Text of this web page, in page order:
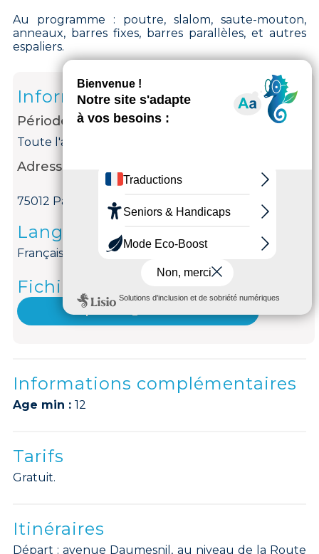
Au programme : poutre, slalom, saute-mouton,
anneaux, barres fixes, barres parallèles, et autres
espaliers.
Informations
Période d'ouverture
Toute l'année.
Adresse
75012 Paris 12ème
Langues parlées
Français
Fichiers multimédias
parcours_daumesnil
Informations complémentaires
Age min : 12
Tarifs
Gratuit.
Itinéraires
Départ : avenue Daumesnil, au niveau de la Route